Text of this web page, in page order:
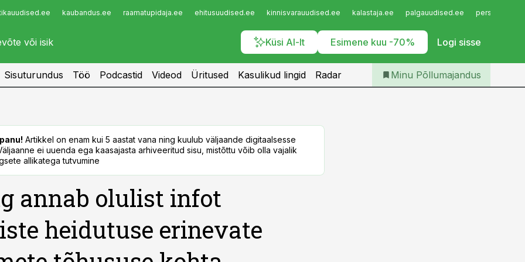
kaubandus.ee raamatupidaja.ee ehitusuudised.ee kinnisvarauudised.ee kalastaja.ee palgauudised.ee
Küsi AI-lt Esimene kuu -70% Logi sisse
Infopank
Iseteenindus
Telli Põllumajandus
Sisuturundus Töö Podcastid Videod Üritused Kasulikud lingid Radar Minu Põllumajandus
Artikkel on enam kui 5 aastat vana ning kuulub väljaande digitaalsesse
ei uuenda ega kaasajasta arhiveeritud sisu, mistõttu võib olla vajalik
allikatega tutvumine
annab olulist infot
heidutuse erinevate